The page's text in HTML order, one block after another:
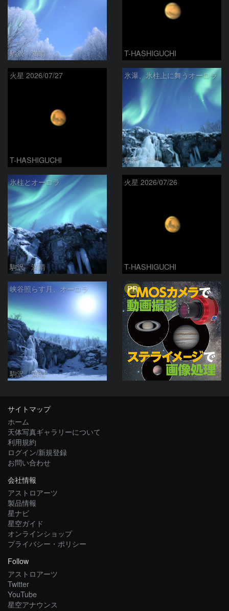
駒沢 満晴 T-HASHIGUCHI
火星 2026/07/27
T-HASHIGUCHI
氷瀑、氷柱上に舞うオーロラ
駒沢 満晴
氷柱とオーロラ
駒沢 満晴
火星 2026/07/26
T-HASHIGUCHI
峡谷照らす月、オーロラ
駒沢 満晴
PR
サイトマップ
ホーム
天体写真ギャラリーについて
利用規約
ログイン/新規登録
お問い合わせ
会社情報
アストロアーツ
製品情報
星ナビ
星空ガイド
オンラインショップ
プライバシー・ポリシー
Follow
アストロアーツ
Twitter
YouTube
星空アナウンス